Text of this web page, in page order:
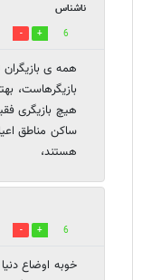
ناشناس
6
همه ی
بازیگرهاست،
هیچ بازیگری
ساکن مناطق
هستند،
6
خوبه اوضاع